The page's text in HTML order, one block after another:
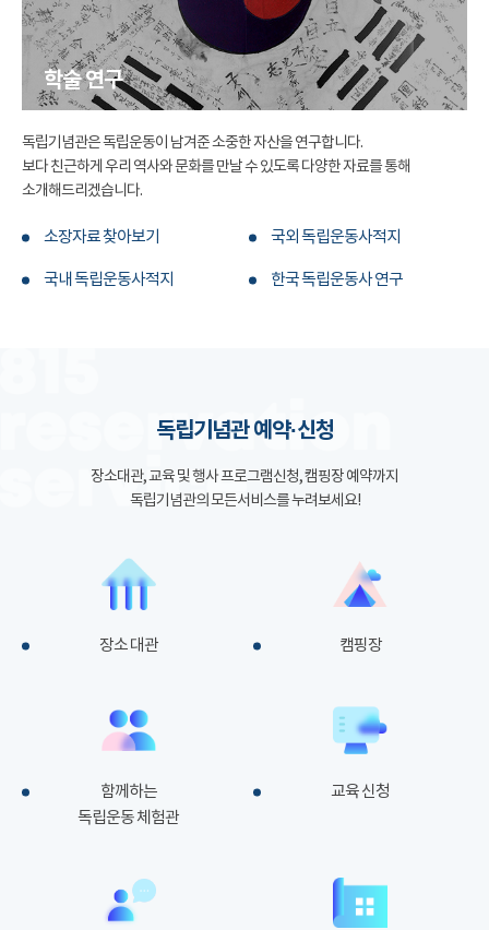
학술 연구
독립기념관은 독립운동이 남겨준 소중한 자산을 연구합니다.
보다 친근하게 우리 역사와 문화를 만날 수 있도록 다양한 자료를 통해
소개해드리겠습니다.
소장자료 찾아보기 국외 독립운동사적지
국내 독립운동사적지 한국 독립운동사 연구
독립기념관 예약·신청
장소대관, 교육 및 행사 프로그램신청, 캠핑장 예약까지
독립기념관의 모든서비스를 누려보세요!
장소 대관 캠핑장
함께하는
독립운동 체험관
교육 신청